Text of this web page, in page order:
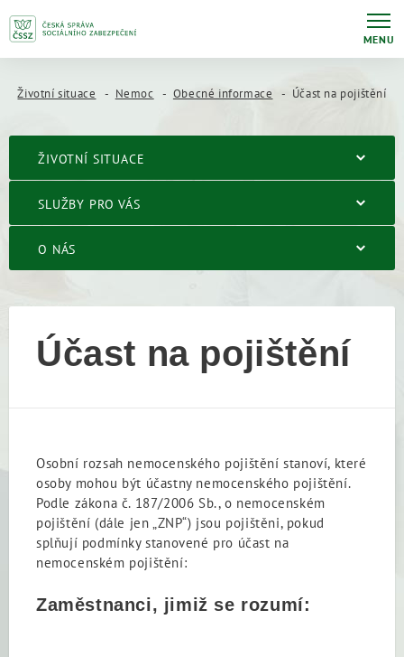
MENU
Životní situace Nemoc Obecné informace Účast na pojištění
ŽIVOTNÍ SITUACE
SLUŽBY PRO VÁS
O NÁS
Účast na pojištění
Osobní rozsah nemocenského pojištění stanoví, které
osoby mohou být účastny nemocenského pojištění.
Podle zákona č. 187/2006 Sb., o nemocenském
pojištění (dále jen „ZNP“) jsou pojištěni, pokud
splňují podmínky stanovené pro účast na
nemocenském pojištění:
Zaměstnanci, jimiž se rozumí: